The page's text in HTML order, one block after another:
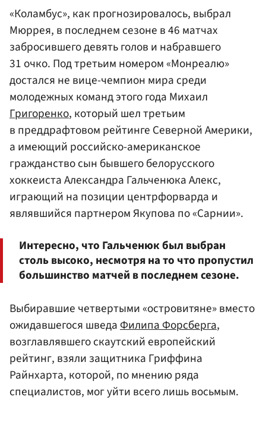
«Коламбус», как прогнозировалось, выбрал
Мюррея, в последнем сезоне в 46 матчах
забросившего девять голов и набравшего
31 очко. Под третьим номером «Монреалю»
достался не вице-чемпион мира среди
молодежных команд этого года Михаил
Григоренко, который шел третьим
в преддрафтовом рейтинге Северной Америки,
а имеющий российско-американское
гражданство сын бывшего белорусского
хоккеиста Александра Гальченюка Алекс,
играющий на позиции центрфорварда и
являвшийся партнером Якупова по «Сарнии».
Интересно, что Гальченюк был выбран
столь высоко, несмотря на то что пропустил
большинство матчей в последнем сезоне.
Выбиравшие четвертыми «островитяне» вместо
ожидавшегося шведаФилипа Форсберга,
возглавлявшего скаутский европейский
рейтинг, взяли защитника Гриффина
Райнхарта, которой, по мнению ряда
специалистов, мог уйти всего лишь восьмым.